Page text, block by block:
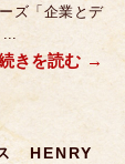
ズ「企業とデ
...
きを読む
HENRY